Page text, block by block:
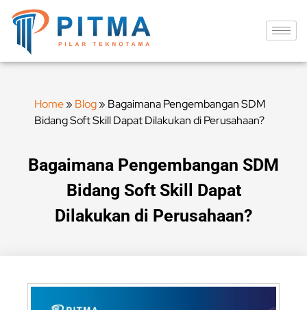
Home» Blog» Bagaimana Pengembangan SDM
Bidang Soft Skill Dapat Dilakukan di Perusahaan?
Bagaimana Pengembangan SDM
Bidang Soft Skill Dapat
Dilakukan di Perusahaan?